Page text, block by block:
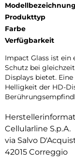
Modellbezeichnung
Produkttyp
Farbe
Verfügbarkeit
Impact Glass ist ein
Schutz bei
Displays bietet.
Helligkeit der HD-
Cellularline S.p.A.
via Salvo
42015 Correggio